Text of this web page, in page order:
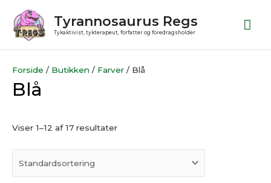
indholdet
Tyrannosaurus Regs
Tykaktivist, tykterapeut, forfatter og foredragsholder
Forside / Butikken / Farver / Blå
Blå
Viser 1–12 af 17 resultater